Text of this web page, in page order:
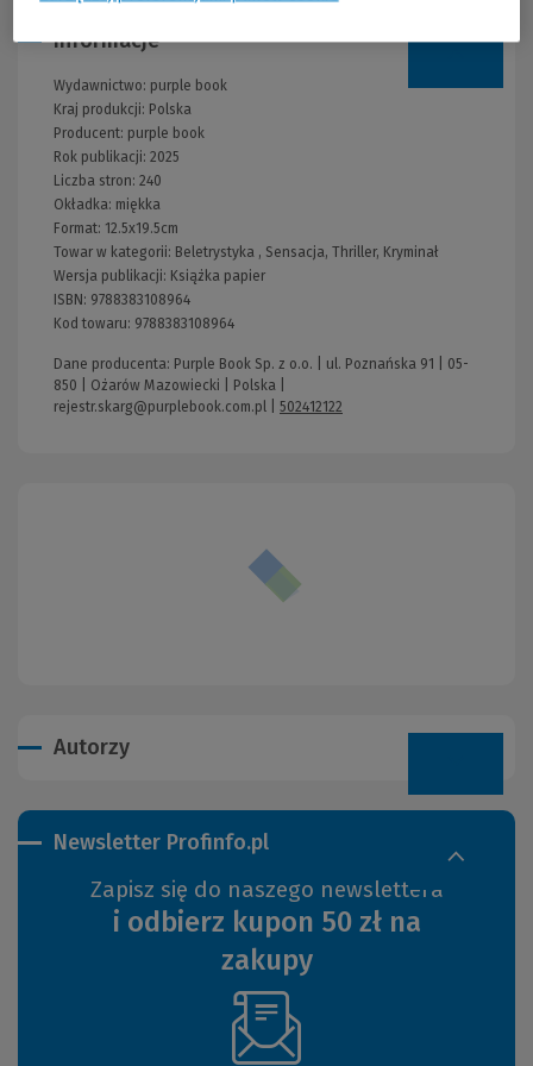
Informacje
Wydawnictwo: purple book
Kraj produkcji: Polska
Producent: purple book
Rok publikacji: 2025
Liczba stron: 240
Okładka: miękka
Format: 12.5x19.5cm
Towar w kategorii: Beletrystyka , Sensacja, Thriller, Kryminał
Wersja publikacji: Książka papier
ISBN: 9788383108964
Kod towaru: 9788383108964
Dane producenta: Purple Book Sp. z o.o. | ul. Poznańska 91 | 05-
850 | Ożarów Mazowiecki | Polska |
rejestr.skarg@purplebook.com.pl
502412122
Autorzy
Newsletter Profinfo.pl
Zapisz się do naszego newslettera
i odbierz kupon 50 zł na
zakupy
(Nowe
okno)